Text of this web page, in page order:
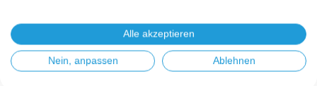
Fronius + BYD
GoodWe
GoodWe + GoodWe
GoodWe + BYD
Alle akzeptieren
Nein, anpassen Ablehnen